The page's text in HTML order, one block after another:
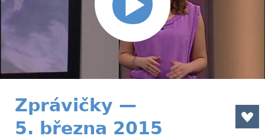
Zprávičky —
5. března 2015